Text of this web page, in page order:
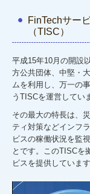
FinTechサー
（TISC）
平成15年10月の開設
方公共団体、中堅・
ムを利用し、万一の
うTISCを運営してい
その最大の特長は、
ティ対策などインフ
ビスの稼働状況を監
とです。このTISCを
ビスを提供しています